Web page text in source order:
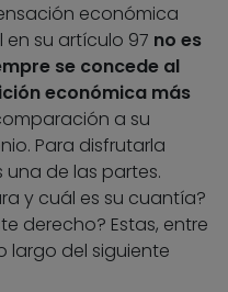
económica
su artículo 97 no es
se concede al
económica más
a su
Para disfrutarla
de las partes.
y cuál es su cuantía?
derecho? Estas, entre
largo del siguiente